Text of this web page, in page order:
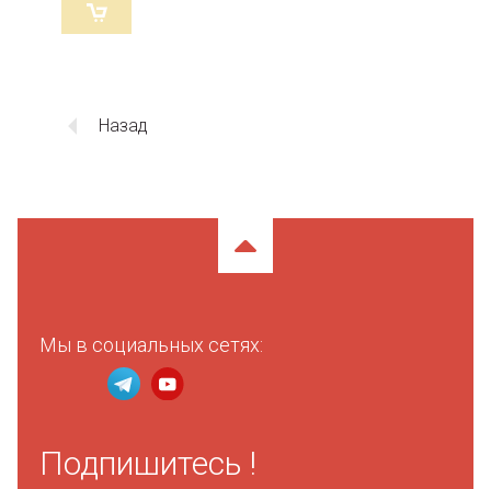
Назад
Подпишитесь !
Мы в социальных сетях: